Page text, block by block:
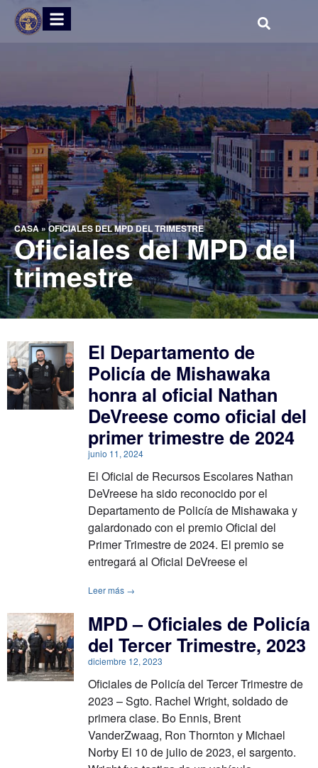
CASA»OFICIALES DEL MPD DEL TRIMESTRE
Oficiales del MPD del
trimestre
El Departamento de
Policía de Mishawaka
honra al oficial Nathan
DeVreese como oficial del
primer trimestre de 2024
junio 11, 2024
El Oficial de Recursos Escolares Nathan
DeVreese ha sido reconocido por el
Departamento de Policía de Mishawaka y
galardonado con el premio Oficial del
Primer Trimestre de 2024. El premio se
entregará al Oficial DeVreese el
Leer más →
MPD – Oficiales de Policía
del Tercer Trimestre, 2023
diciembre 12, 2023
Oficiales de Policía del Tercer Trimestre de
2023 – Sgto. Rachel Wright, soldado de
primera clase. Bo Ennis, Brent
VanderZwaag, Ron Thornton y Michael
Norby El 10 de julio de 2023, el sargento.